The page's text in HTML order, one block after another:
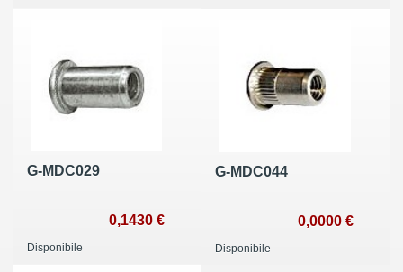
G-MDC029
0,1430 €
Disponibile
G-MDC044
0,0000 €
Disponibile